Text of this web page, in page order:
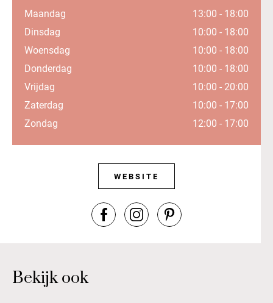
Maandag
13:00 - 18:00
Dinsdag
10:00 - 18:00
Woensdag
10:00 - 18:00
Donderdag
10:00 - 18:00
Vrijdag
10:00 - 20:00
Zaterdag
10:00 - 17:00
Zondag
12:00 - 17:00
WEBSITE
Bekijk ook